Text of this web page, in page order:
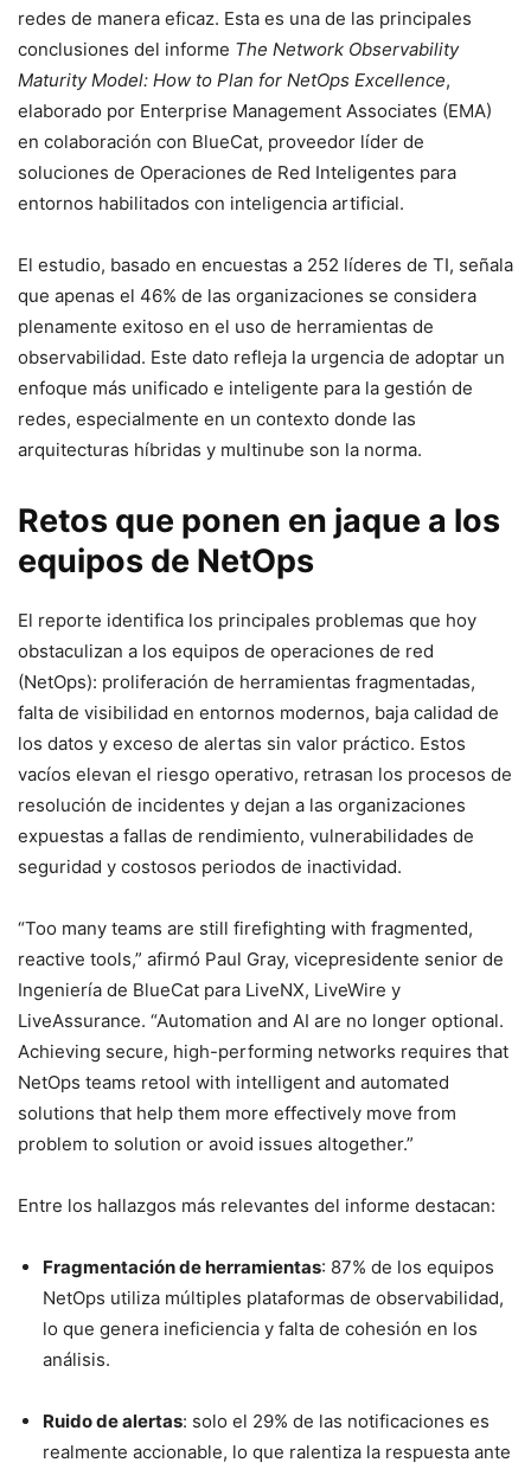
redes de manera eficaz. Esta es una de las principales
conclusiones del informe The Network Observability
Maturity Model: How to Plan for NetOps Excellence,
elaborado por Enterprise Management Associates (EMA)
en colaboración con BlueCat, proveedor líder de
soluciones de Operaciones de Red Inteligentes para
entornos habilitados con inteligencia artificial.
El estudio, basado en encuestas a 252 líderes de TI, señala
que apenas el 46% de las organizaciones se considera
plenamente exitoso en el uso de herramientas de
observabilidad. Este dato refleja la urgencia de adoptar un
enfoque más unificado e inteligente para la gestión de
redes, especialmente en un contexto donde las
arquitecturas híbridas y multinube son la norma.
Retos que ponen en jaque a los
equipos de NetOps
El reporte identifica los principales problemas que hoy
obstaculizan a los equipos de operaciones de red
(NetOps): proliferación de herramientas fragmentadas,
falta de visibilidad en entornos modernos, baja calidad de
los datos y exceso de alertas sin valor práctico. Estos
vacíos elevan el riesgo operativo, retrasan los procesos de
resolución de incidentes y dejan a las organizaciones
expuestas a fallas de rendimiento, vulnerabilidades de
seguridad y costosos periodos de inactividad.
“Too many teams are still firefighting with fragmented,
reactive tools,” afirmó Paul Gray, vicepresidente senior de
Ingeniería de BlueCat para LiveNX, LiveWire y
LiveAssurance. “Automation and AI are no longer optional.
Achieving secure, high-performing networks requires that
NetOps teams retool with intelligent and automated
solutions that help them more effectively move from
problem to solution or avoid issues altogether.”
Entre los hallazgos más relevantes del informe destacan:
Fragmentación de herramientas: 87% de los equipos
NetOps utiliza múltiples plataformas de observabilidad,
lo que genera ineficiencia y falta de cohesión en los
análisis.
Ruido de alertas: solo el 29% de las notificaciones es
realmente accionable, lo que ralentiza la respuesta ante